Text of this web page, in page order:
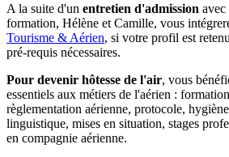
A la suite d'un entretien d'admission avec
formation, Hélène et Camille, vous
Tourisme & Aérien, si votre profil est
pré-requis nécessaires.
Pour devenir hôtesse de l'air, vous
essentiels aux métiers de l'aérien :
règlementation aérienne, protocole,
linguistique, mises en situation, stages
en compagnie aérienne.